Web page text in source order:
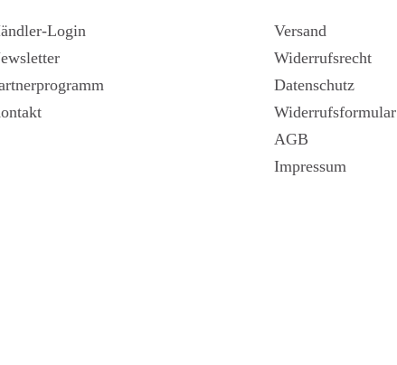
Login
Versand
Widerrufsrecht
Datenschutz
Widerrufsformular
AGB
Impressum